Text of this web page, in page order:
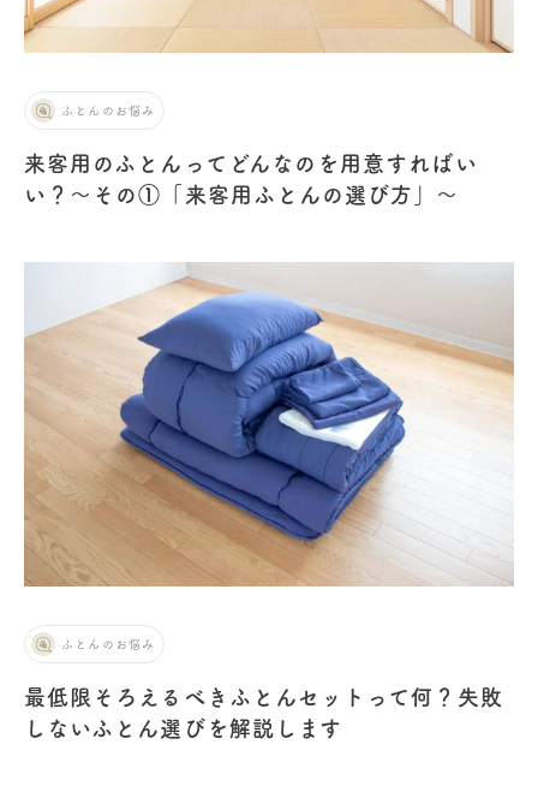
ふとんのお悩み
来客用のふとんってどんなのを用意すればい
い？〜その①「来客用ふとんの選び方」〜
ふとんのお悩み
最低限そろえるべきふとんセットって何？失敗
しないふとん選びを解説します